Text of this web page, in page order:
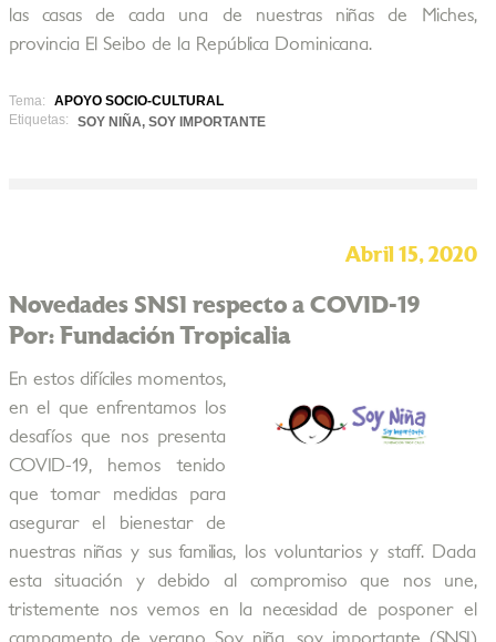
las casas de cada una de nuestras niñas de Miches,
provincia El Seibo de la República Dominicana.
Tema:
APOYO SOCIO-CULTURAL
Etiquetas:
SOY NIÑA, SOY IMPORTANTE
Abril 15, 2020
Novedades SNSI respecto a COVID-19
Por: Fundación Tropicalia
En estos difíciles momentos,
en el que enfrentamos los
desafíos que nos presenta
COVID-19, hemos tenido
que tomar medidas para
asegurar el bienestar de
nuestras niñas y sus familias, los voluntarios y staff. Dada
esta situación y debido al compromiso que nos une,
tristemente nos vemos en la necesidad de posponer el